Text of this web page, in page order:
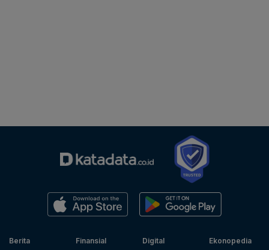
Berita
Finansial
Digital
Ekonopedia